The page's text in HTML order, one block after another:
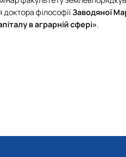
філософіїЗаводяної
в аграрній сфері».